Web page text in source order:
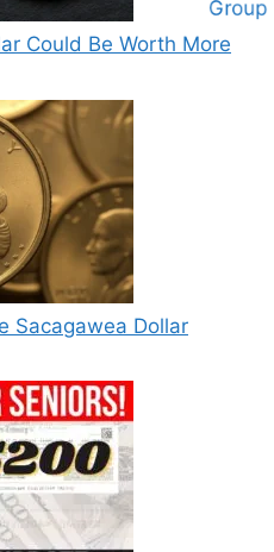
Could Be Worth More
Sacagawea Dollar